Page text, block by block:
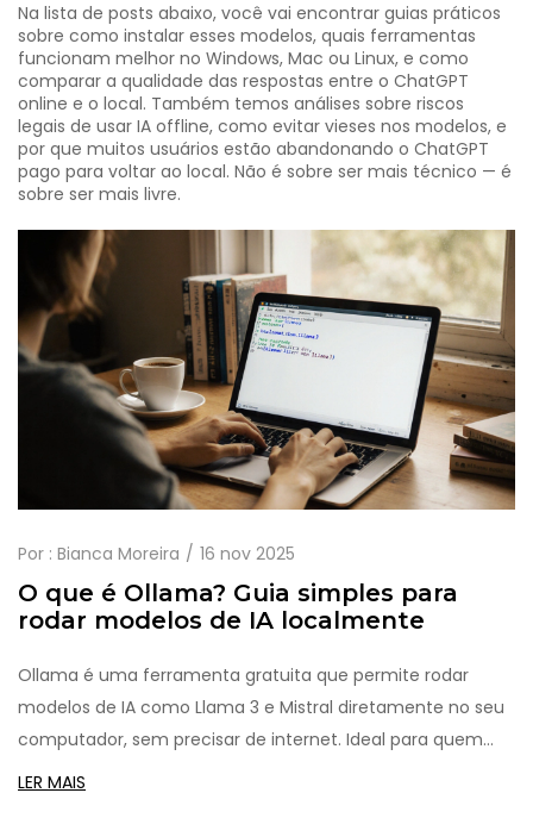
Na lista de posts abaixo, você vai encontrar guias práticos
sobre como instalar esses modelos, quais ferramentas
funcionam melhor no Windows, Mac ou Linux, e como
comparar a qualidade das respostas entre o ChatGPT
online e o local. Também temos análises sobre riscos
legais de usar IA offline, como evitar vieses nos modelos, e
por que muitos usuários estão abandonando o ChatGPT
pago para voltar ao local. Não é sobre ser mais técnico — é
sobre ser mais livre.
Por : Bianca Moreira 16 nov 2025
O que é Ollama? Guia simples para
rodar modelos de IA localmente
Ollama é uma ferramenta gratuita que permite rodar
modelos de IA como Llama 3 e Mistral diretamente no seu
computador, sem precisar de internet. Ideal para quem
quer privacidade, controle e desempenho local.
LER MAIS